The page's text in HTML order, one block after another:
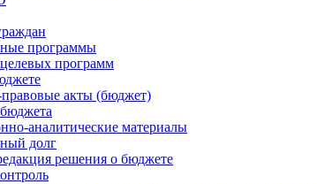
программы
программ
акты (бюджет)
аналитические материалы
долг
решения о бюджете